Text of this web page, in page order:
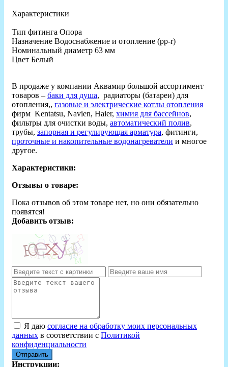
Характеристики
Тип фитинга Опора
Назначение Водоснабжение и отопление (рр-r)
Номинальный диаметр 63 мм
Цвет Белый
В продаже у компании Аквамир большой ассортимент
товаров – баки для душа, радиаторы (батареи) для
отопления,, газовые и электрические котлы отопления
фирм Kentatsu, Navien, Haier, химия для бассейнов,
фильтры для очистки воды, автоматический полив,
трубы, запорная и регулирующая арматура, фитинги,
проточные и накопительные водонагреватели и многое
другое.
Характеристики:
Отзывы о товаре:
Пока отзывов об этом товаре нет, но они обязательно
появятся!
Добавить отзыв:
Я даю согласие на обработку моих персональных
данных в соответствии с Политикой
конфиденциальности
Отправить
Инструкции: